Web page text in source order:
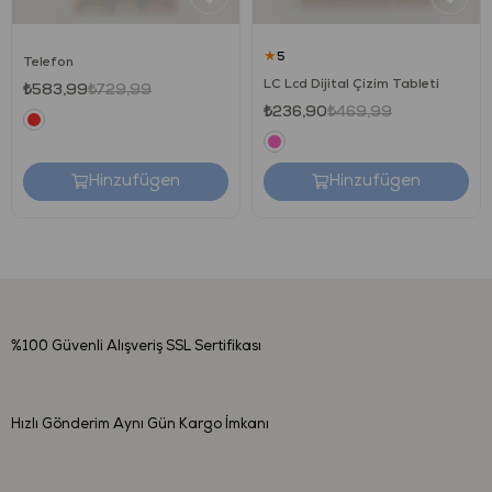
Ürün Ne Sağlar?
Bu oyuncak, çocukların oyunla motor becerilerini geliştirmesine katkı
sağlar. Balık yakalama hareketleri sayesinde el–göz koordinasyonu
ve dikkat süresi desteklenir. Su ile oynama deneyimi, duyusal
farkındalığı artırırken eğlenceli vakit geçirilmesini sağlar.
Banyo oyunlarını eğlenceli hâle getirmek isteyen ebeveynler
Telefon
₺583,99₺729,99
Hinzufügen
★5
LC Lcd Dijital Çizim Tableti
₺236,90₺469,99
Hinzufügen
%100 Güvenli Alışveriş SSL Sertifikası
Hızlı Gönderim Aynı Gün Kargo İmkanı